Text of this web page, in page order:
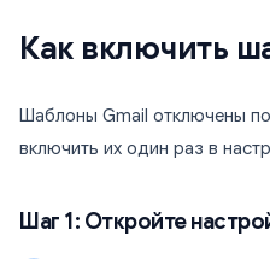
Как включить
Шаблоны Gmail отключены
включить их один раз в
Шаг 1: Откройте